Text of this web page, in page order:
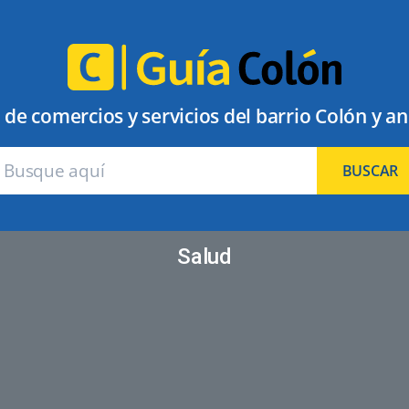
de comercios y servicios del barrio Colón y
BUSCAR
Salud